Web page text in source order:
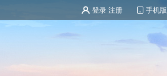
登录 注册 手机版